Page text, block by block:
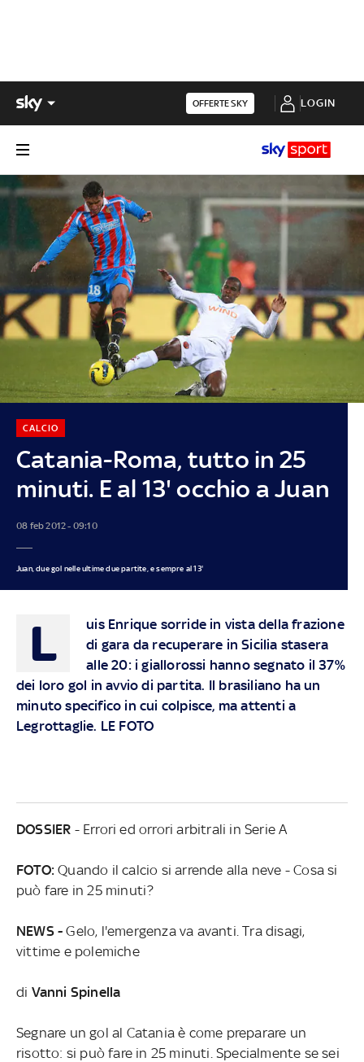
OFFERTE SKY LOGIN
Catania-Roma, tutto in 25
minuti. E al 13' occhio a Juan
CALCIO
08 feb 2012 - 09:10
Juan, due gol nelle ultime due partite, e sempre al 13'
L
uis Enrique sorride in vista della frazione
di gara da recuperare in Sicilia stasera
alle 20: i giallorossi hanno segnato il 37%
dei loro gol in avvio di partita. Il brasiliano ha un
minuto specifico in cui colpisce, ma attenti a
Legrottaglie. LE FOTO
DOSSIER - Errori ed orrori arbitrali in Serie A
FOTO:Quando il calcio si arrende alla neve - Cosa si
può fare in 25 minuti?
NEWS -Gelo, l'emergenza va avanti. Tra disagi,
vittime e polemiche
di Vanni Spinella
Segnare un gol al Catania è come preparare un
risotto: si può fare in 25 minuti. Specialmente se sei